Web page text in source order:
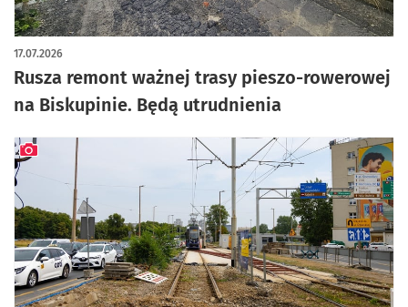
Rusza remont ważnej trasy pieszo-rowerowej
na Biskupinie. Będą utrudnienia
17.07.2026